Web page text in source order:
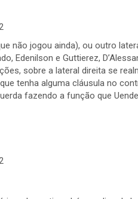
não jogou ainda), ou outro
Edenilson e Guttierez,
sobre a lateral direita se
tenha alguma cláusula no
fazendo a função que